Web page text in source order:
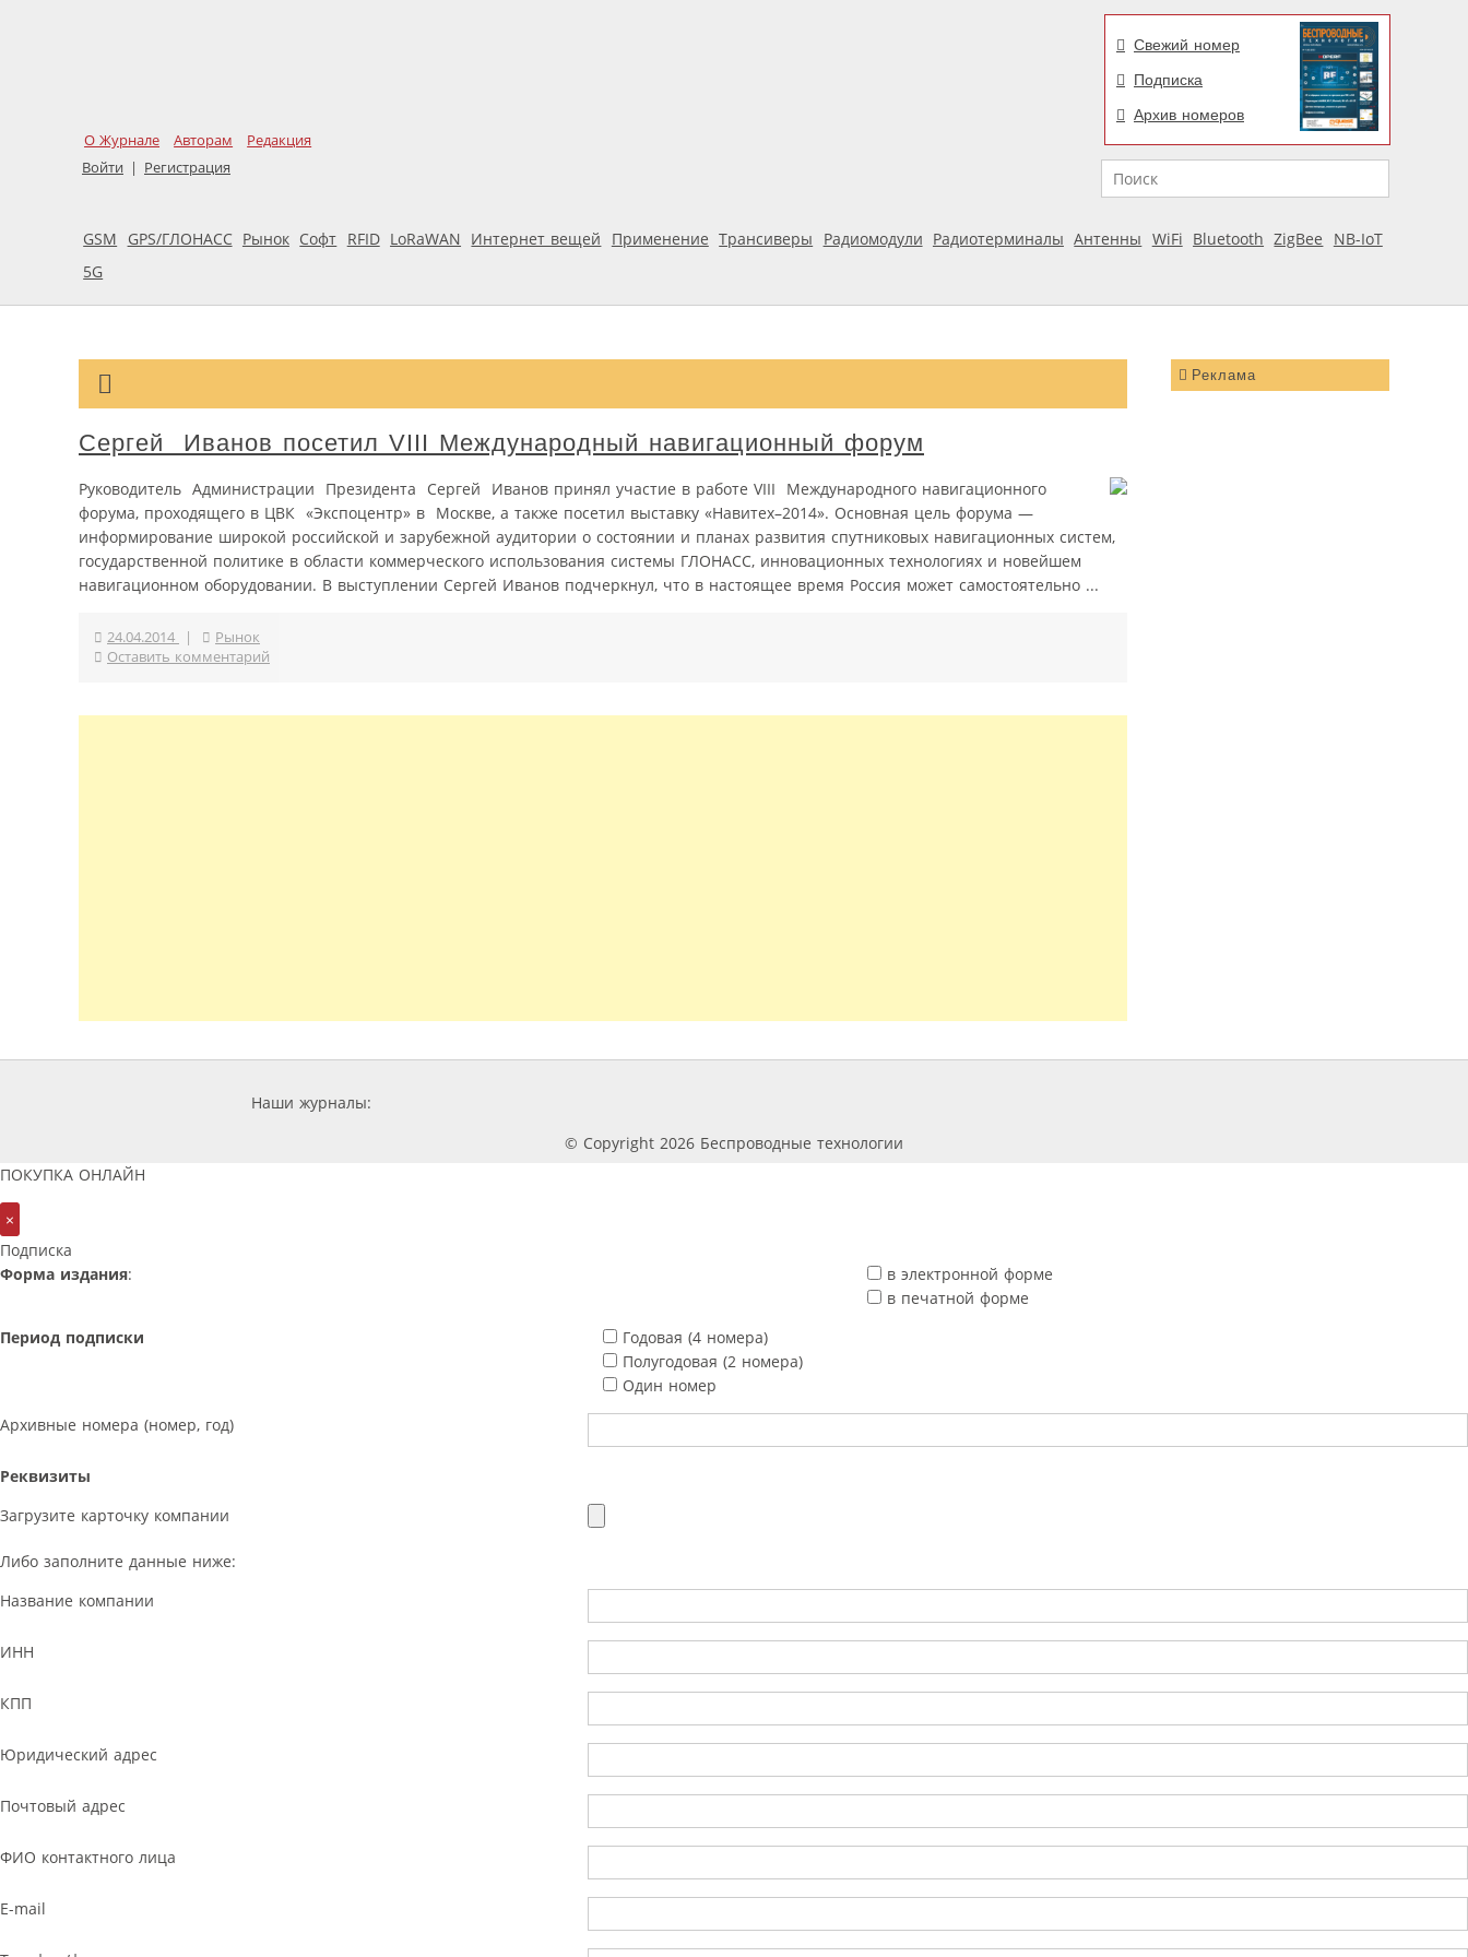
О Журнале Авторам
Редакция
Войти | Регистрация
Свежий номер
Подписка
Архив номеров
Поиск
GSM GPS/ГЛОНАСС Рынок Софт RFID LoRaWAN Интернет вещей Применение Трансиверы Радиомодули Радиотерминалы Антенны WiFi Bluetooth ZigBee
NB-IoT
5G
Реклама
Сергей Иванов посетил VIII Международный навигационный форум
Руководитель Администрации Президента Сергей Иванов принял участие в работе VIII Международного навигационного
форума, проходящего в ЦВК «Экспоцентр» в Москве, а также посетил выставку «Навитех–2014». Основная цель форума —
информирование широкой российской и зарубежной аудитории о состоянии и планах развития спутниковых навигационных систем,
государственной политике в области коммерческого использования системы ГЛОНАСС, инновационных технологиях и новейшем
навигационном оборудовании. В выступлении Сергей Иванов подчеркнул, что в настоящее время Россия может самостоятельно ...
24.04.2014 |
Рынок
Оставить комментарий
Наши журналы:
© Copyright 2026 Беспроводные технологии
ПОКУПКА ОНЛАЙН
×
Подписка
Форма издания:
в электронной форме
в печатной форме
Период подписки
Годовая (4 номера)
Полугодовая (2 номера)
Один номер
Архивные номера (номер, год)
Реквизиты
Загрузите карточку компании
Либо заполните данные ниже:
Название компании
ИНН
КПП
Юридический адрес
Почтовый адрес
ФИО контактного лица
E-mail